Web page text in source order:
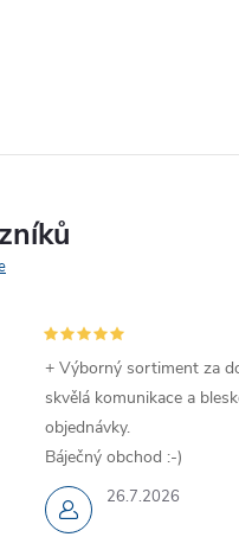
26.7.2026
+ Výborný sortiment za
skvělá komunikace a
objednávky.
Báječný obchod :-)